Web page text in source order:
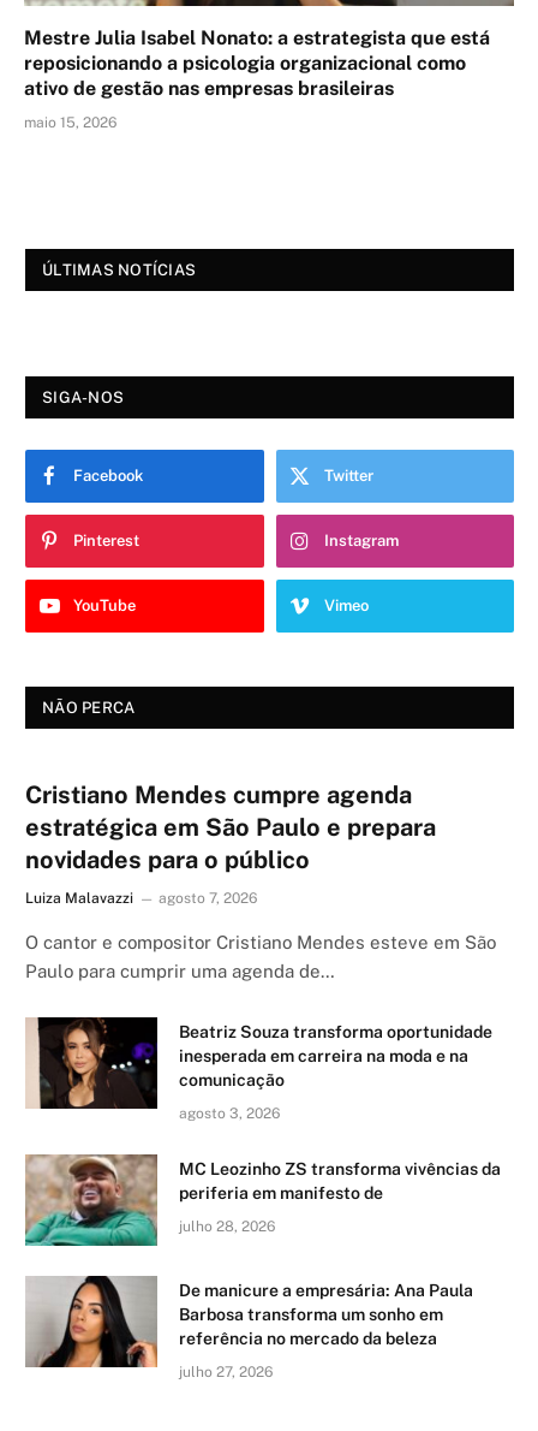
Mestre Julia Isabel Nonato: a estrategista que está
reposicionando a psicologia organizacional como
ativo de gestão nas empresas brasileiras
maio 15, 2026
ÚLTIMAS NOTÍCIAS
SIGA-NOS
Facebook Twitter
Pinterest Instagram
YouTube Vimeo
NÃO PERCA
Cristiano Mendes cumpre agenda
estratégica em São Paulo e prepara
novidades para o público
Luiza Malavazzi agosto 7, 2026
O cantor e compositor Cristiano Mendes esteve em São
Paulo para cumprir uma agenda de…
Beatriz Souza transforma oportunidade
inesperada em carreira na moda e na
comunicação
agosto 3, 2026
MC Leozinho ZS transforma vivências da
periferia em manifesto de
julho 28, 2026
De manicure a empresária: Ana Paula
Barbosa transforma um sonho em
referência no mercado da beleza
julho 27, 2026